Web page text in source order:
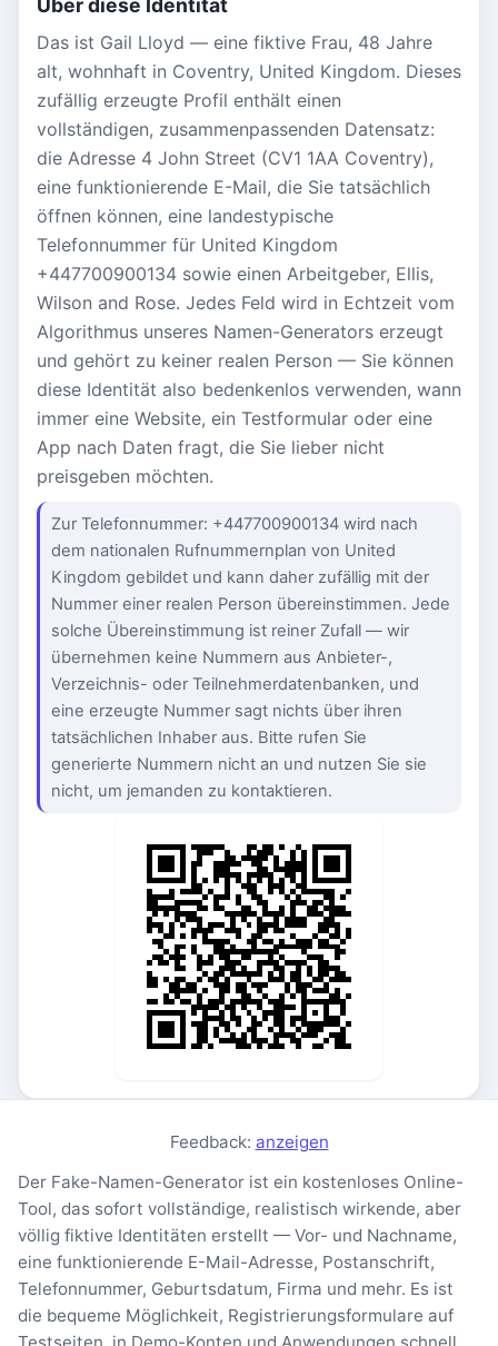
Über diese Identität
Das ist Gail Lloyd — eine fiktive Frau, 48 Jahre
alt, wohnhaft in Coventry, United Kingdom. Dieses
zufällig erzeugte Profil enthält einen
vollständigen, zusammenpassenden Datensatz:
die Adresse 4 John Street (CV1 1AA Coventry),
eine funktionierende E-Mail, die Sie tatsächlich
öffnen können, eine landestypische
Telefonnummer für United Kingdom
+447700900134 sowie einen Arbeitgeber, Ellis,
Wilson and Rose. Jedes Feld wird in Echtzeit vom
Algorithmus unseres Namen-Generators erzeugt
und gehört zu keiner realen Person — Sie können
diese Identität also bedenkenlos verwenden, wann
immer eine Website, ein Testformular oder eine
App nach Daten fragt, die Sie lieber nicht
preisgeben möchten.
Zur Telefonnummer: +447700900134 wird nach
dem nationalen Rufnummernplan von United
Kingdom gebildet und kann daher zufällig mit der
Nummer einer realen Person übereinstimmen. Jede
solche Übereinstimmung ist reiner Zufall — wir
übernehmen keine Nummern aus Anbieter-,
Verzeichnis- oder Teilnehmerdatenbanken, und
eine erzeugte Nummer sagt nichts über ihren
tatsächlichen Inhaber aus. Bitte rufen Sie
generierte Nummern nicht an und nutzen Sie sie
nicht, um jemanden zu kontaktieren.
Feedback: anzeigen
Der Fake-Namen-Generator ist ein kostenloses Online-
Tool, das sofort vollständige, realistisch wirkende, aber
völlig fiktive Identitäten erstellt — Vor- und Nachname,
eine funktionierende E-Mail-Adresse, Postanschrift,
Telefonnummer, Geburtsdatum, Firma und mehr. Es ist
die bequeme Möglichkeit, Registrierungsformulare auf